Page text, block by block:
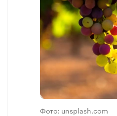
Фото: unsplash.com